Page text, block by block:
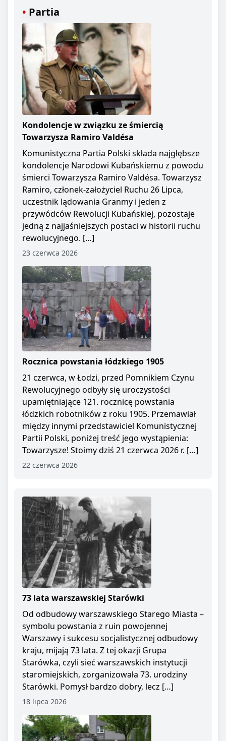
Partia
Kondolencje w związku ze śmiercią
Towarzysza Ramiro Valdésa
Komunistyczna Partia Polski składa najgłębsze
kondolencje Narodowi Kubańskiemu z powodu
śmierci Towarzysza Ramiro Valdésa. Towarzysz
Ramiro, członek-założyciel Ruchu 26 Lipca,
uczestnik lądowania Granmy i jeden z
przywódców Rewolucji Kubańskiej, pozostaje
jedną z najjaśniejszych postaci w historii ruchu
rewolucyjnego. […]
23 czerwca 2026
Rocznica powstania łódzkiego 1905
21 czerwca, w Łodzi, przed Pomnikiem Czynu
Rewolucyjnego odbyły się uroczystości
upamiętniające 121. rocznicę powstania
łódzkich robotników z roku 1905. Przemawiał
między innymi przedstawiciel Komunistycznej
Partii Polski, poniżej treść jego wystąpienia:
Towarzysze! Stoimy dziś 21 czerwca 2026 r. […]
22 czerwca 2026
73 lata warszawskiej Starówki
Od odbudowy warszawskiego Starego Miasta –
symbolu powstania z ruin powojennej
Warszawy i sukcesu socjalistycznej odbudowy
kraju, mijają 73 lata. Z tej okazji Grupa
Starówka, czyli sieć warszawskich instytucji
staromiejskich, zorganizowała 73. urodziny
Starówki. Pomysł bardzo dobry, lecz […]
18 lipca 2026